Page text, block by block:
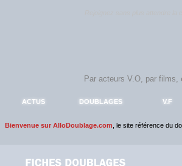
ACTUS DOUBLAGES V.F
Bienvenue sur AlloDoublage.com , le site référence du